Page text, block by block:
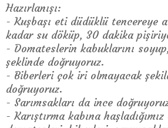
Hazırlanışı:
- Kuşbaşı eti düdüklü tencereye
kadar su döküp, 30 dakika
- Domateslerin kabuklarını
şeklinde doğruyoruz.
- Biberleri çok iri olmayacak
doğruyoruz.
- Sarımsakları da ince
- Karıştırma kabına